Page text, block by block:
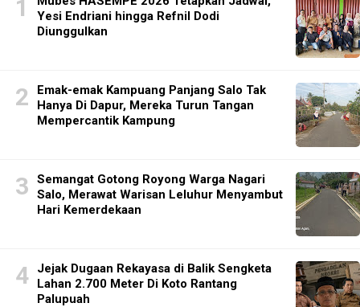
Yesi Endriani hingga Refnil Dodi
Diunggulkan
Emak-emak Kampuang Panjang Salo Tak
Hanya Di Dapur, Mereka Turun Tangan
Mempercantik Kampung
Semangat Gotong Royong Warga Nagari
Salo, Merawat Warisan Leluhur Menyambut
Hari Kemerdekaan
Jejak Dugaan Rekayasa di Balik Sengketa
Lahan 2.700 Meter Di Koto Rantang
Palupuah